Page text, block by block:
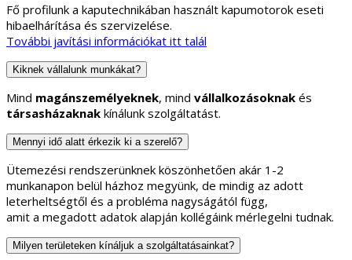
Fő profilunk a kaputechnikában használt kapumotorok eseti
hibaelhárítása és szervizelése.
További javítási információkat itt talál
Kiknek vállalunk munkákat?
Mind magánszemélyeknek, mind vállalkozásoknak és
társasházaknak kínálunk szolgáltatást.
Mennyi idő alatt érkezik ki a szerelő?
Ütemezési rendszerünknek köszönhetően akár 1-2
munkanapon belül házhoz megyünk, de mindig az adott
leterheltségtől és a probléma nagyságától függ,
amit a megadott adatok alapján kollégáink mérlegelni tudnak.
Milyen területeken kínáljuk a szolgáltatásainkat?